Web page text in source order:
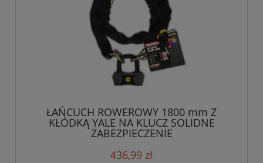
ŁAŃCUCH ROWEROWY 1800 mm Z
KŁÓDKĄ YALE NA KLUCZ SOLIDNE
ZABEZPIECZENIE
436,99 zł